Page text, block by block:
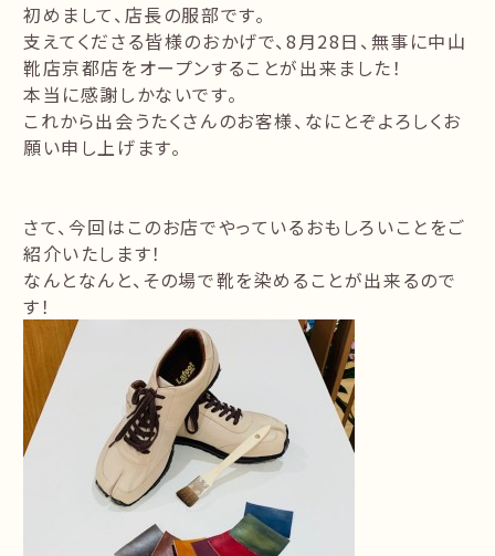
初めまして、店長の服部です。
支えてくださる皆様のおかげで、8月28日、無事に中山
靴店京都店をオープンすることが出来ました！
本当に感謝しかないです。
これから出会うたくさんのお客様、なにとぞよろしくお
願い申し上げます。
さて、今回はこのお店でやっているおもしろいことをご
紹介いたします！
なんとなんと、その場で靴を染めることが出来るので
す！